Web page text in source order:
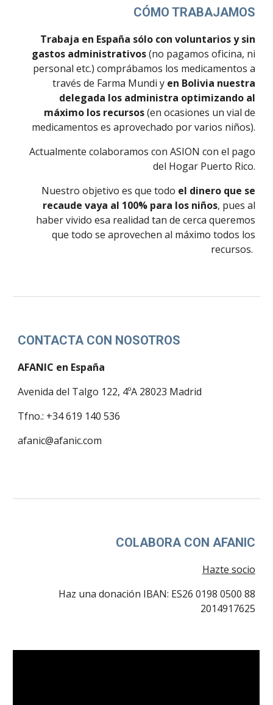
CÓMO TRABAJAMOS
Trabaja en España sólo con voluntarios y sin
gastos administrativos(no pagamos oficina, ni
personal etc.) comprábamos los medicamentos a
través de Farma Mundi y en Bolivia nuestra
delegada los administra optimizando al
máximo los recursos(en ocasiones un vial de
medicamentos es aprovechado por varios niños).
Actualmente colaboramos con ASION con el pago
del Hogar Puerto Rico.
Nuestro objetivo es que todo el dinero que se
recaude vaya al 100% para los niños, pues al
haber vivido esa realidad tan de cerca queremos
que todo se aprovechen al máximo todos los
recursos.
CONTACTA CON NOSOTROS
AFANIC en España
Avenida del Talgo 122, 4ºA 28023 Madrid
Tfno.: +34 619 140 536
afanic@afanic.com
COLABORA CON AFANIC
Hazte socio
Haz una donación IBAN: ES26 0198 0500 88
2014917625